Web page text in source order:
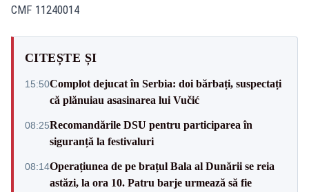
CMF 11240014
CITEȘTE ȘI
15:50Complot dejucat în Serbia: doi bărbați, suspectați
că plănuiau asasinarea lui Vučić
08:25Recomandările DSU pentru participarea în
siguranță la festivaluri
08:14Operațiunea de pe brațul Bala al Dunării se reia
astăzi, la ora 10. Patru barje urmează să fie